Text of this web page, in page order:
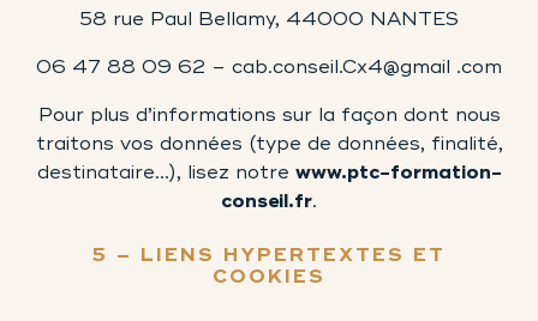
58 rue Paul Bellamy, 44000 NANTES
06 47 88 09 62 – cab.conseil.Cx4@gmail .com
Pour plus d’informations sur la façon dont nous
traitons vos données (type de données, finalité,
destinataire…), lisez notre www.ptc-formation-
conseil.fr.
5 – LIENS HYPERTEXTES ET
COOKIES